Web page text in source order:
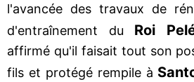
l'avancée des travaux de
d'entraînement du Roi
affirmé qu'il faisait tout son
fils et protégé rempile à